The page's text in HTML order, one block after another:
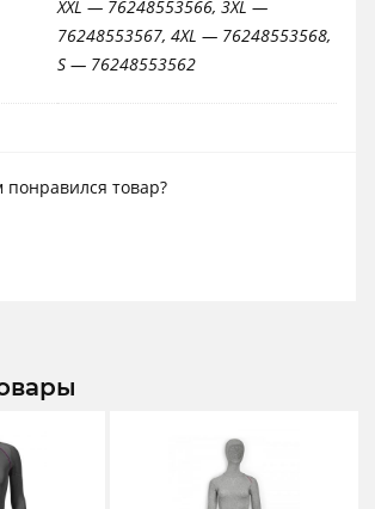
XXL — 76248553566, 3XL —
76248553567, 4XL — 76248553568,
S — 76248553562
понравился товар?